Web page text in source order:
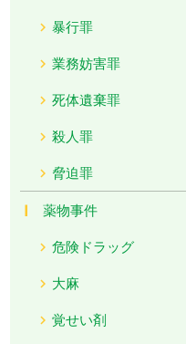
暴行罪
業務妨害罪
死体遺棄罪
殺人罪
脅迫罪
薬物事件
危険ドラッグ
大麻
覚せい剤